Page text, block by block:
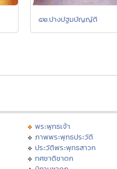
๕๒.ปางปฐมบัญญัติ
พระพุทธเจ้า
ภาพพระพุทธประวัติ
ประวัติพระพุทธสาวก
ทศชาติชาดก